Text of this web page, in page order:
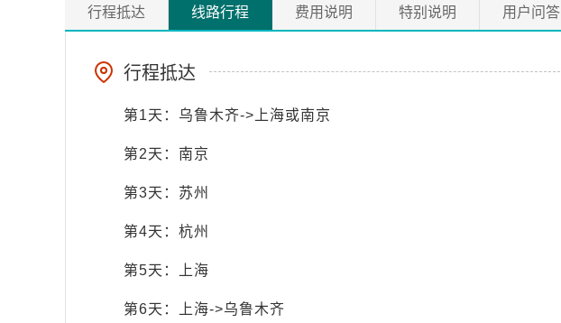
行程抵达 线路行程 费用说明 特别说明 用户问答
行程抵达
第1天：乌鲁木齐->上海或南京
第2天：南京
第3天：苏州
第4天：杭州
第5天：上海
第6天：上海->乌鲁木齐